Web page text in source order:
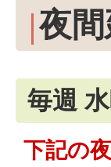
夜間
毎週
下記の